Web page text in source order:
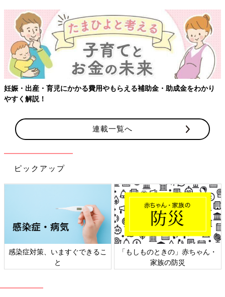
妊娠・出産・育児にかかる費用やもらえる補助金・助成金をわかり
やすく解説！
連載一覧へ
ピックアップ
感染症対策、いますぐできるこ
と
「もしものときの」赤ちゃん・
家族の防災